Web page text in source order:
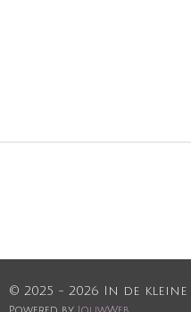
© 2025 - 2026 In de